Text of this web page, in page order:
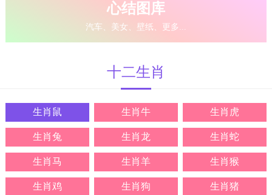
心结图库
汽车、美女、壁纸、更多...
十二生肖
生肖鼠 生肖牛 生肖虎
生肖兔 生肖龙 生肖蛇
生肖马 生肖羊 生肖猴
生肖鸡 生肖狗 生肖猪